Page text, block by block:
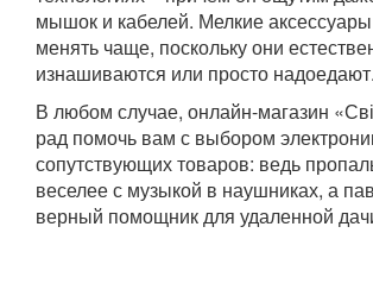
мышок и кабелей. Мелкие
менять чаще, поскольку они
изнашиваются или просто надоедают.
В любом случае, онлайн-магазин
рад помочь вам с выбором
сопутствующих товаров: ведь
веселее с музыкой в наушниках, а
верный помощник для удаленной